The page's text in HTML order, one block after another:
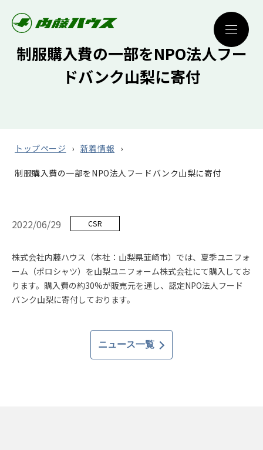
制服購入費の一部をNPO法人フー
ドバンク山梨に寄付
トップページ 新着情報
制服購入費の一部をNPO法人フードバンク山梨に寄付
2022/06/29 CSR
株式会社内藤ハウス（本社：山梨県韮崎市）では、夏季ユニフォ
ーム（ポロシャツ）を山梨ユニフォーム株式会社にて購入してお
ります。購入費の約30%が販売元を通し、認定NPO法人フード
バンク山梨に寄付しております。
ニュース一覧